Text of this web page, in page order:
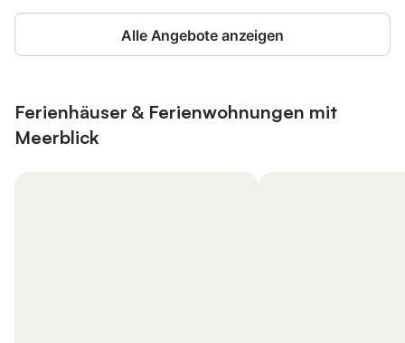
Alle Angebote anzeigen
Ferienhäuser & Ferienwohnungen mit
Meerblick